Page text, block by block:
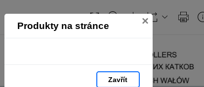
Produkty na stránce ×
Zavřít